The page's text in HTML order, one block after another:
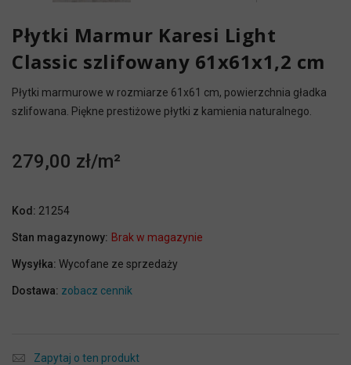
Płytki Marmur Karesi Light
Classic szlifowany 61x61x1,2 cm
Płytki marmurowe w rozmiarze 61x61 cm, powierzchnia gładka
szlifowana. Piękne prestiżowe płytki z kamienia naturalnego.
279,00 zł
Kod: 21254
Stan magazynowy: Brak w magazynie
Wysyłka: Wycofane ze sprzedaży
Dostawa: zobacz cennik
Zapytaj o ten produkt